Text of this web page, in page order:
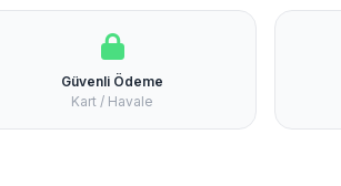
Güvenli Ödeme
Kart / Havale